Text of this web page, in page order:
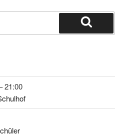
21:00